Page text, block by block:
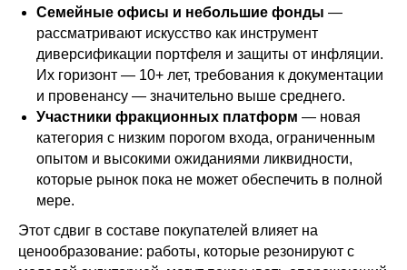
Семейные офисы и небольшие фонды —
рассматривают искусство как инструмент
диверсификации портфеля и защиты от инфляции.
Их горизонт — 10+ лет, требования к документации
и провенансу — значительно выше среднего.
Участники фракционных платформ — новая
категория с низким порогом входа, ограниченным
опытом и высокими ожиданиями ликвидности,
которые рынок пока не может обеспечить в полной
мере.
Этот сдвиг в составе покупателей влияет на
ценообразование: работы, которые резонируют с